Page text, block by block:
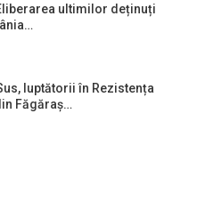
ultimilor deținuți
luptătorii în Rezistența
Făgăraș…